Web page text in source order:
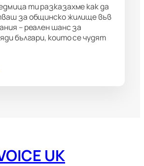
ти разказахме как да
за общинско жилище във
– реален шанс за
българи, които се чудят
UK